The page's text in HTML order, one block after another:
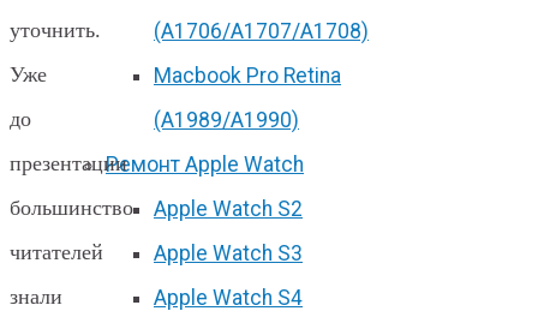
(А1706/A1707/A1708)
Macbook Pro Retina
(А1989/A1990)
Ремонт Apple Watch
Apple Watch S2
Apple Watch S3
Apple Watch S4
уточнить.
Уже
до
презентации
большинство
читателей
знали